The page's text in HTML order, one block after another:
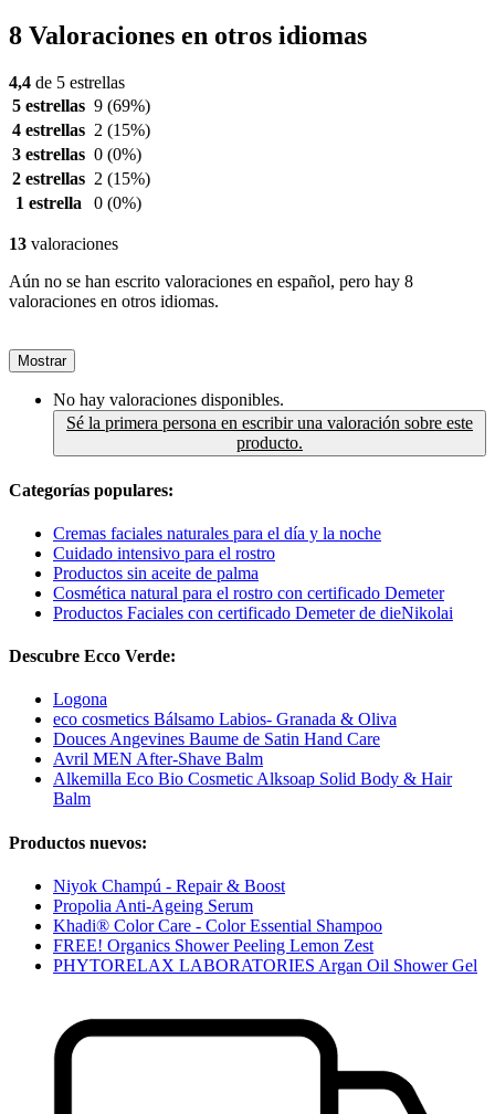
8 Valoraciones en otros idiomas
4,4 de 5 estrellas
5 estrellas 9 (69%)
4 estrellas 2 (15%)
3 estrellas 0 (0%)
2 estrellas 2 (15%)
1 estrella
0 (0%)
13 valoraciones
Aún no se han escrito valoraciones en español, pero hay 8
valoraciones en otros idiomas.
Mostrar
No hay valoraciones disponibles.
Sé la primera persona en escribir una valoración sobre este
producto.
Categorías populares:
Cremas faciales naturales para el día y la noche
Cuidado intensivo para el rostro
Productos sin aceite de palma
Cosmética natural para el rostro con certificado Demeter
Productos Faciales con certificado Demeter de dieNikolai
Descubre Ecco Verde:
Logona
eco cosmetics Bálsamo Labios- Granada & Oliva
Douces Angevines Baume de Satin Hand Care
Avril MEN After-Shave Balm
Alkemilla Eco Bio Cosmetic Alksoap Solid Body & Hair
Balm
Productos nuevos:
Niyok Champú - Repair & Boost
Propolia Anti-Ageing Serum
Khadi® Color Care - Color Essential Shampoo
FREE! Organics Shower Peeling Lemon Zest
PHYTORELAX LABORATORIES Argan Oil Shower Gel